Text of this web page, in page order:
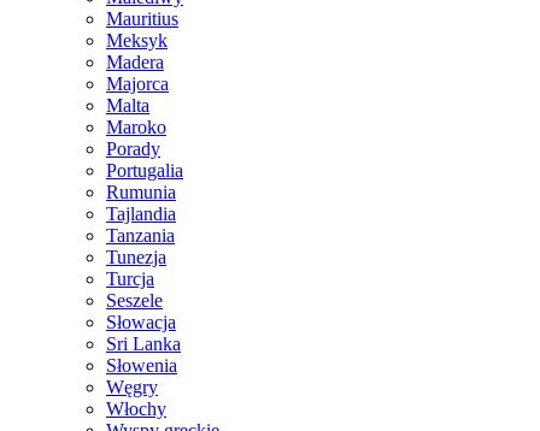
Mauritius
Meksyk
Madera
Majorca
Malta
Maroko
Porady
Portugalia
Rumunia
Tajlandia
Tanzania
Tunezja
Turcja
Seszele
Słowacja
Sri Lanka
Słowenia
Węgry
Włochy